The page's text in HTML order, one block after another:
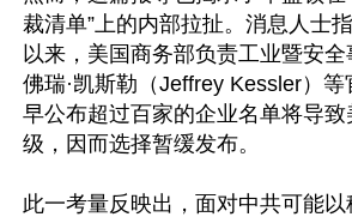
裁清单”上的内部拉扯。消息人士
以来，美国商务部负责工业暨安
佛瑞·凯斯勒（Jeffrey Kessler）
早公布超过百家的企业名单将导
级，因而选择暂缓发布。
此一考量反映出，面对中共可能